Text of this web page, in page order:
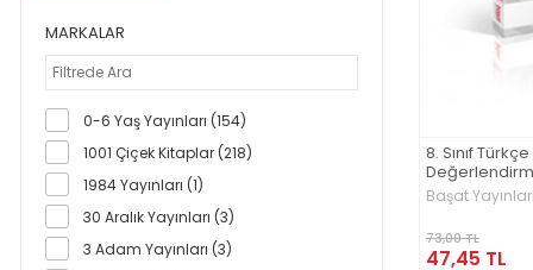
MARKALAR
0-6 Yaş Yayınları (154)
1001 Çiçek Kitaplar (218)
1984 Yayınları (1)
30 Aralık Yayınları (3)
3 Adam Yayınları (3)
8. Sınıf
Başat Yayınları
73,00 TL
47,45 TL